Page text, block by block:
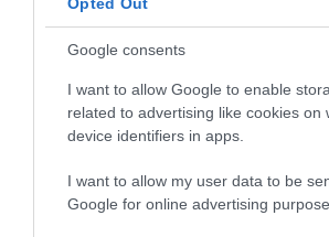
Google consents
I want to allow Google to enable
related to advertising like cookies on
device identifiers in apps.
I want to allow my user data to be
Google for online advertising
con el agua, mezclamos con las
caso con laKitchenAid
hasta obtener una masa
Cubrimos con un gorro de ducha
autolisis durante60 minutos.
gancho avelocidad 1 durante 5
caso de hacerlo con las manos,